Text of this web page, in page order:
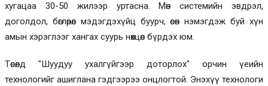
хугацаа 30-50 жилээр уртасна. Мөн системийн эвдрэл,
доголдол, бөглөрөл мэдэгдэхүйц буурч, өсөн нэмэгдэж буй хүн
амын хэрэглээг хангах суурь нөхцөл бүрдэх юм.
Төсөлд "Шуудуу ухалгүйгээр доторлох" орчин үеийн
технологийг ашиглана гэдгээрээ онцлогтой. Энэхүү технологи